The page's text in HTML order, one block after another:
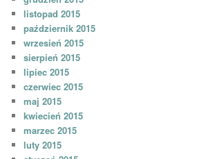
listopad 2015
październik 2015
wrzesień 2015
sierpień 2015
lipiec 2015
czerwiec 2015
maj 2015
kwiecień 2015
marzec 2015
luty 2015